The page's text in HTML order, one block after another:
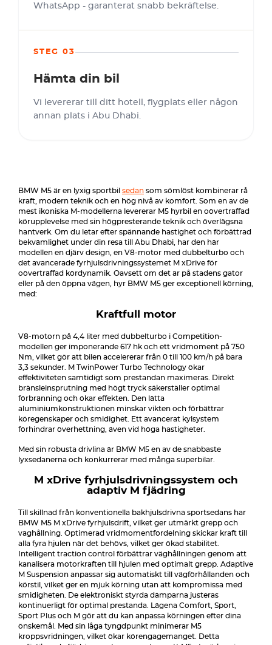
WhatsApp - garanterat snabb bekräftelse.
STEG 03
Hämta din bil
Vi levererar till ditt hotell, flygplats eller någon
annan plats i Abu Dhabi.
BMW M5 är en lyxig sportbil sedan som sömlöst kombinerar rå
kraft, modern teknik och en hög nivå av komfort. Som en av de
mest ikoniska M-modellerna levererar M5 hyrbil en oöverträffad
körupplevelse med sin högpresterande teknik och överlägsna
hantverk. Om du letar efter spännande hastighet och förbättrad
bekvämlighet under din resa till Abu Dhabi, har den här
modellen en djärv design, en V8-motor med dubbelturbo och
det avancerade fyrhjulsdrivningssystemet M xDrive för
oöverträffad kördynamik. Oavsett om det är på stadens gator
eller på den öppna vägen, hyr BMW M5 ger exceptionell körning,
med:
Kraftfull motor
V8-motorn på 4,4 liter med dubbelturbo i Competition-
modellen ger imponerande 617 hk och ett vridmoment på 750
Nm, vilket gör att bilen accelererar från 0 till 100 km/h på bara
3,3 sekunder. M TwinPower Turbo Technology ökar
effektiviteten samtidigt som prestandan maximeras. Direkt
bränsleinsprutning med högt tryck säkerställer optimal
förbränning och ökar effekten. Den lätta
aluminiumkonstruktionen minskar vikten och förbättrar
köregenskaper och smidighet. Ett avancerat kylsystem
förhindrar överhettning, även vid höga hastigheter.
Med sin robusta drivlina är BMW M5 en av de snabbaste
lyxsedanerna och konkurrerar med många superbilar.
M xDrive fyrhjulsdrivningssystem och
adaptiv M fjädring
Till skillnad från konventionella bakhjulsdrivna sportsedans har
BMW M5 M xDrive fyrhjulsdrift, vilket ger utmärkt grepp och
väghållning. Optimerad vridmomentfördelning skickar kraft till
alla fyra hjulen när det behövs, vilket ger ökad stabilitet.
Intelligent traction control förbättrar väghållningen genom att
kanalisera motorkraften till hjulen med optimalt grepp. Adaptive
M Suspension anpassar sig automatiskt till vägförhållanden och
körstil, vilket ger en mjuk körning utan att kompromissa med
smidigheten. De elektroniskt styrda dämparna justeras
kontinuerligt för optimal prestanda. Lägena Comfort, Sport,
Sport Plus och M gör att du kan anpassa körningen efter dina
önskemål. Med sin låga tyngdpunkt minimerar M5
kroppsvridningen, vilket ökar körengagemanget. Detta